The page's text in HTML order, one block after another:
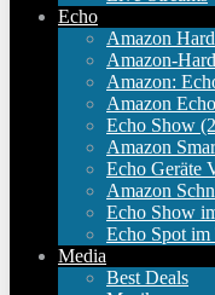
Echo
Amazon
Amazon-
Amazon:
Amazon
Echo Show
Amazon
Echo Geräte
Amazon
Echo Show
Echo Spot im
Media
Best Deals